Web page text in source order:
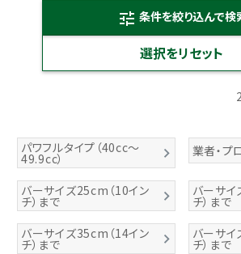
tune 条件を絞り込んで検
パワフルタイプ（40cc～
49.9cc） 業者・プ
バーサイズ25cm（10イン
チ）まで
バーサイ
チ）まで
バーサイズ35cm（14イン
チ）まで
バーサイ
チ）まで